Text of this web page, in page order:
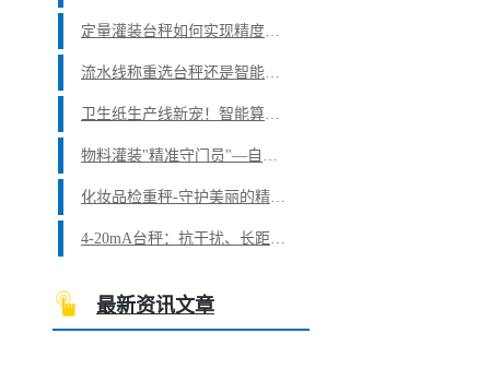
定量灌装台秤如何实现精度效率与成本的平衡
流水线称重选台秤还是智能设备?看完不踩坑!
卫生纸生产线新宠！智能算法助力质量把控
物料灌装"精准守门员"—自动化称重定量灌装
化妆品检重秤-守护美丽的精准卫士
4-20mA台秤：抗干扰、长距离传输，让工业称重告别数据波动
最新资讯文章